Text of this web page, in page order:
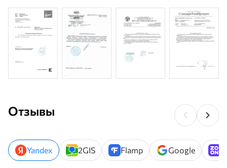
Отзывы
Yandex 2GIS Flamp Google